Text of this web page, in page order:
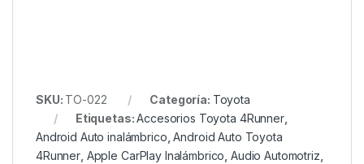
SKU: TO-022 Categoría: Toyota
Etiquetas:Accesorios Toyota 4Runner,
Android Auto inalámbrico ,Android Auto Toyota
4Runner Apple CarPlay Inalámbrico Audio Automotriz